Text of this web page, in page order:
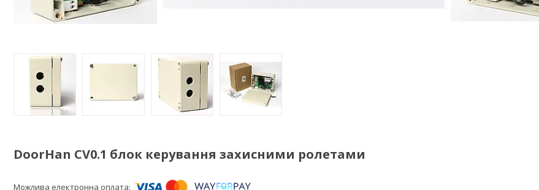
DoorHan CV0.1 блок керування захисними ролетами